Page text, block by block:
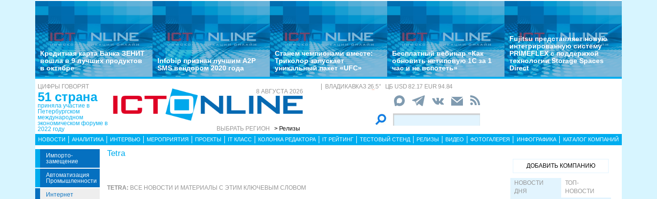
Кредитная карта Банка ЗЕНИТ
вошла в 9 лучших продуктов
в октябре
Infobip признан лучшим A2P
SMS вендором 2020 года
Станем чемпионами вместе:
Триколор запускает
уникальный пакет «UFC»
Бесплатный вебинар «Как
обновить нетиповую 1С за 1
час и не вспотеть»
Fujitsu представляет новую
интегрированную систему
PRIMEFLEX с поддержкой
технологии Storage Spaces
Direct
ЦИФРЫ ГОВОРЯТ
51 страна
приняла участие в
Петербургском
международном
экономическом форуме в
2022 году
8 АВГУСТА 2026
ВЫБРАТЬ РЕГИОН > Релизы
ВЛАДИКАВКАЗ 26.5° ЦБ USD 82.17 EUR 94.84
НОВОСТИ АНАЛИТИКА ИНТЕРВЬЮ МЕРОПРИЯТИЯ ПРОЕКТЫ IT КЛАСС КОЛОНКА РЕДАКТОРА IT РЕЙТИНГ ТЕСТОВЫЙ СТЕНД РЕЛИЗЫ ВИДЕО ФОТОГАЛЕРЕЯ ИНФОГРАФИКА КАТАЛОГ КОМПАНИЙ
Импорто­
Замещение
Автоматизация
Промышленности
Интернет
Tetra
TETRA: ВСЕ НОВОСТИ И МАТЕРИАЛЫ С ЭТИМ КЛЮЧЕВЫМ СЛОВОМ
ДОБАВИТЬ КОМПАНИЮ
НОВОСТИ
ДНЯ
ТОП-
НОВОСТИ